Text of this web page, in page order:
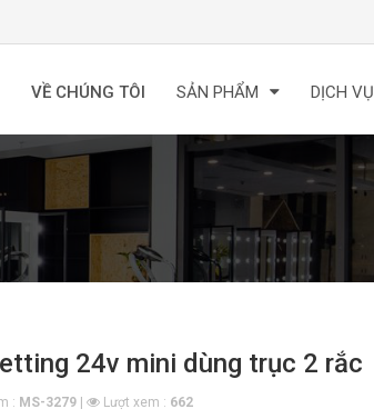
VỀ CHÚNG TÔI SẢN PHẨM DỊCH VỤ
24v mini dùng trục 2 rắc
: MS-3279 Lượt xem : 662